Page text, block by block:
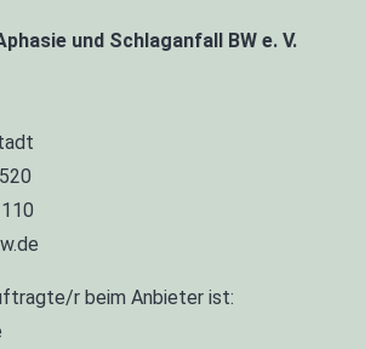
und Schlaganfall BW e. V.
r beim Anbieter ist: